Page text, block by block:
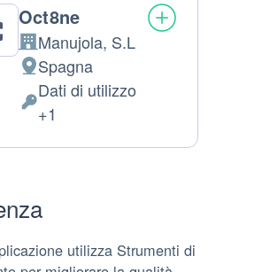
Oct8ne
Azienda:
Manujola, S.L
Luogo del trattamento:
Spagna
Dati Personali trattati:
Dati di utilizzo
+1
utilizza Strumenti di